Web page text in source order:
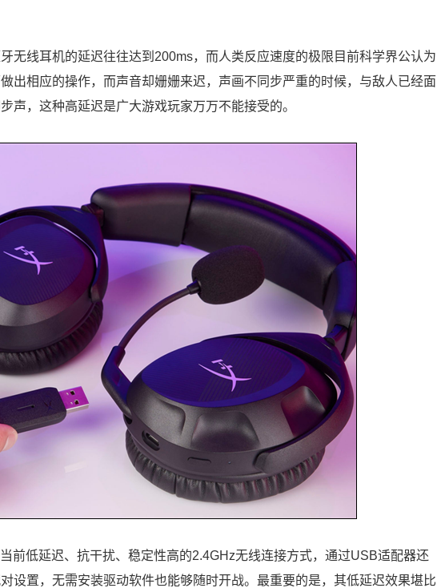
无线耳机的延迟往往达到200ms，而人类反应速度的极限目前科学界公认为
出相应的操作，而声音却姗姗来迟，声画不同步严重的时候，与敌人已经面
声，这种高延迟是广大游戏玩家万万不能接受的。
前低延迟、抗干扰、稳定性高的2.4GHz无线连接方式，通过USB适配器还
设置，无需安装驱动软件也能够随时开战。最重要的是，其低延迟效果堪比